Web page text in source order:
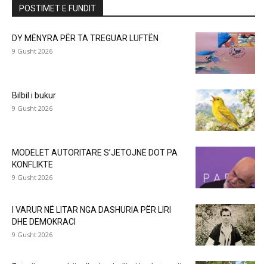
POSTIMET E FUNDIT
DY MËNYRA PËR TA TREGUAR LUFTËN
9 Gusht 2026
Bilbil i bukur
9 Gusht 2026
MODELET AUTORITARE S’JETOJNË DOT PA
KONFLIKTE
9 Gusht 2026
I VARUR NË LITAR NGA DASHURIA PËR LIRI
DHE DEMOKRACI
9 Gusht 2026